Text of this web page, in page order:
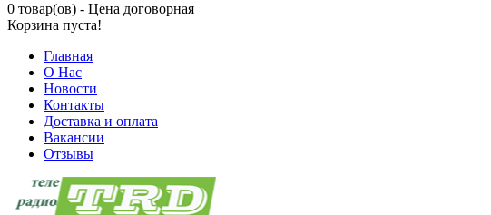
0 товар(ов) - Цена договорная
Корзина пуста!
Главная
О Нас
Новости
Контакты
Доставка и оплата
Вакансии
Отзывы